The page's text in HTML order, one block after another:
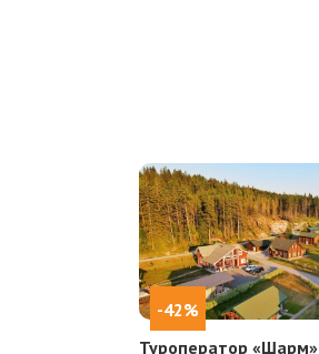
-42%
Туроператор «Шарм»